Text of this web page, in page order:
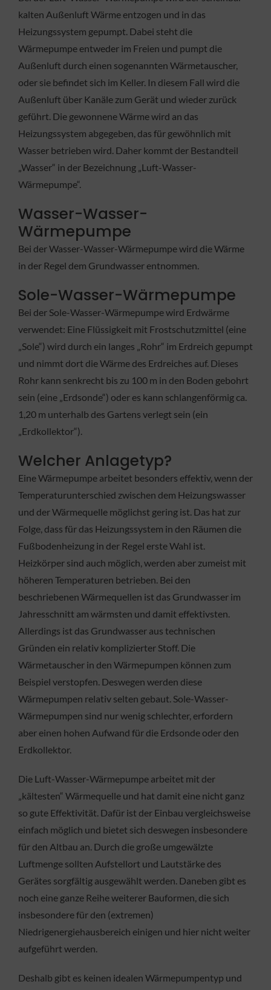
kalten Außenluft Wärme entzogen und in das
Heizungssystem gepumpt. Dabei steht die
Wärmepumpe entweder im Freien und pumpt die
Außenluft durch einen sogenannten Wärmetauscher,
oder sie befindet sich im Keller. In diesem Fall wird die
Außenluft über Kanäle zum Gerät und wieder zurück
geführt. Die gewonnene Wärme wird an das
Heizungssystem abgegeben, das für gewöhnlich mit
Wasser betrieben wird. Daher kommt der Bestandteil
„Wasser“ in der Bezeichnung „Luft-Wasser-
Wärmepumpe“.
Wasser-Wasser-
Wärmepumpe
Bei der Wasser-Wasser-Wärmepumpe wird die Wärme
in der Regel dem Grundwasser entnommen.
Sole-Wasser-Wärmepumpe
Bei der Sole-Wasser-Wärmepumpe wird Erdwärme
verwendet: Eine Flüssigkeit mit Frostschutzmittel (eine
„Sole“) wird durch ein langes „Rohr“ im Erdreich gepumpt
und nimmt dort die Wärme des Erdreiches auf. Dieses
Rohr kann senkrecht bis zu 100 m in den Boden gebohrt
sein (eine „Erdsonde“) oder es kann schlangenförmig ca.
1,20 m unterhalb des Gartens verlegt sein (ein
„Erdkollektor“).
Welcher Anlagetyp?
Eine Wärmepumpe arbeitet besonders effektiv, wenn der
Temperaturunterschied zwischen dem Heizungswasser
und der Wärmequelle möglichst gering ist. Das hat zur
Folge, dass für das Heizungssystem in den Räumen die
Fußbodenheizung in der Regel erste Wahl ist.
Heizkörper sind auch möglich, werden aber zumeist mit
höheren Temperaturen betrieben. Bei den
beschriebenen Wärmequellen ist das Grundwasser im
Jahresschnitt am wärmsten und damit effektivsten.
Allerdings ist das Grundwasser aus technischen
Gründen ein relativ komplizierter Stoff. Die
Wärmetauscher in den Wärmepumpen können zum
Beispiel verstopfen. Deswegen werden diese
Wärmepumpen relativ selten gebaut. Sole-Wasser-
Wärmepumpen sind nur wenig schlechter, erfordern
aber einen hohen Aufwand für die Erdsonde oder den
Erdkollektor.
Die Luft-Wasser-Wärmepumpe arbeitet mit der
„kältesten“ Wärmequelle und hat damit eine nicht ganz
so gute Effektivität. Dafür ist der Einbau vergleichsweise
einfach möglich und bietet sich deswegen insbesondere
für den Altbau an. Durch die große umgewälzte
Luftmenge sollten Aufstellort und Lautstärke des
Gerätes sorgfältig ausgewählt werden. Daneben gibt es
noch eine ganze Reihe weiterer Bauformen, die sich
insbesondere für den (extremen)
Niedrigenergiehausbereich einigen und hier nicht weiter
aufgeführt werden.
Deshalb gibt es keinen idealen Wärmepumpentyp und